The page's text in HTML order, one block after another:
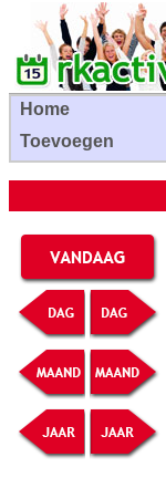
Home
Toevoegen